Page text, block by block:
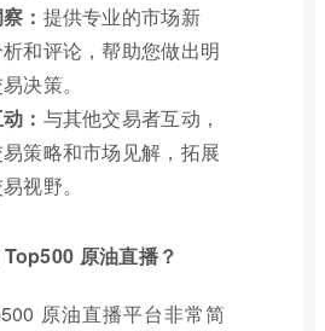
： 提供专业的市场新
和评论，帮助您做出明
决策。
： 与其他交易者互动，
策略和市场见解，拓展
视野。
原油直播？
原油直播平台非常简